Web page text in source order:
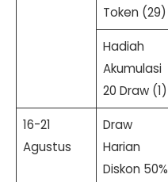
Token (29)
Hadiah
Akumulasi
20 Draw (1)
16-21
Agustus
Draw
Harian
Diskon 50%